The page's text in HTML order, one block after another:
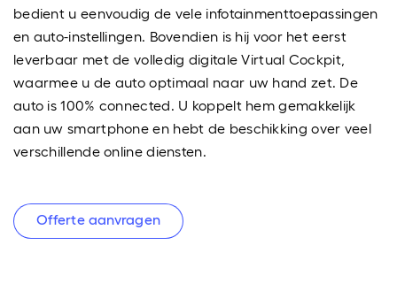
bedient u eenvoudig de vele infotainmenttoepassingen
en auto-instellingen. Bovendien is hij voor het eerst
leverbaar met de volledig digitale Virtual Cockpit,
waarmee u de auto optimaal naar uw hand zet. De
auto is 100% connected. U koppelt hem gemakkelijk
aan uw smartphone en hebt de beschikking over veel
verschillende online diensten.
Offerte aanvragen